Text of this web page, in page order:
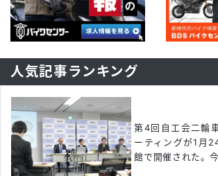
人気記事ランキング
第4回自工会二輪
ーティングが1月
館で開催された。